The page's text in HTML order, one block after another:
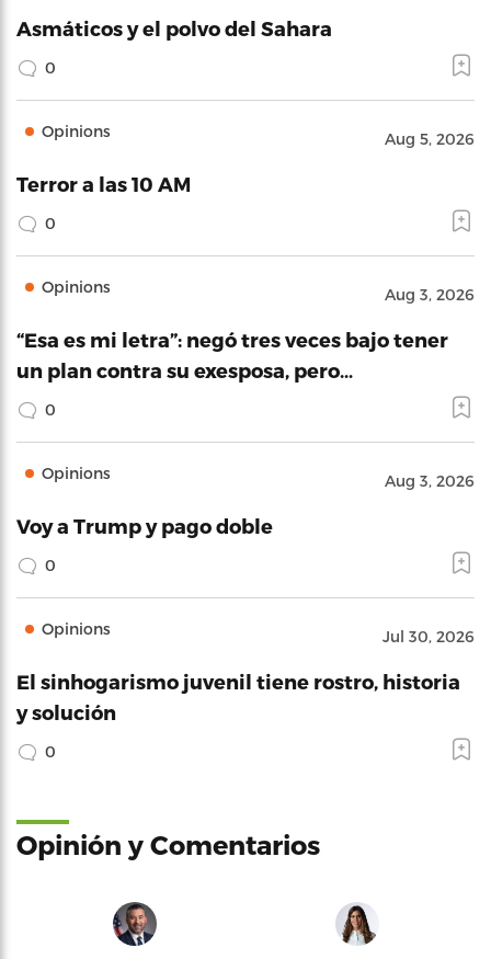
Asmáticos y el polvo del Sahara
0
Opinions Aug 5, 2026
Terror a las 10 AM
0
Opinions Aug 3, 2026
“Esa es mi letra”: negó tres veces bajo tener
un plan contra su exesposa, pero…
0
Opinions Aug 3, 2026
Voy a Trump y pago doble
0
Opinions Jul 30, 2026
El sinhogarismo juvenil tiene rostro, historia
y solución
0
Opinión y Comentarios